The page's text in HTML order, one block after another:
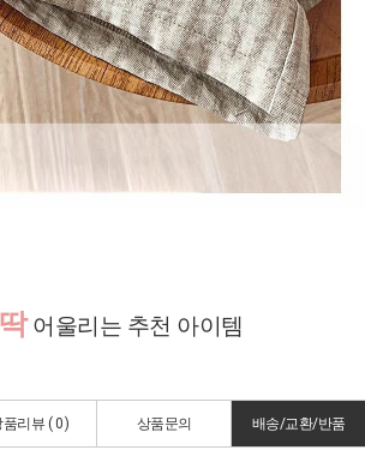
딱어울리는 추천 아이템
품리뷰 ( 0) 상품문의 배송/교환/반품